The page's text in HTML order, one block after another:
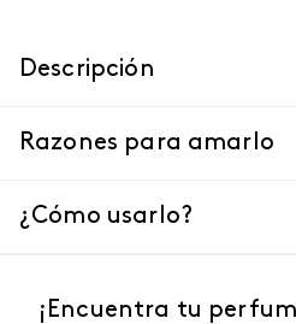
Descripción
Razones para amarlo
¿Cómo usarlo?
¡Encuentra tu